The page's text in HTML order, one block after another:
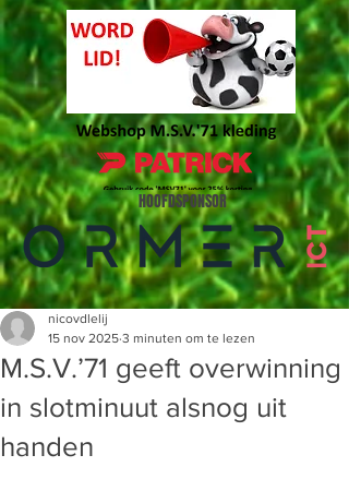
HOOFDSPONSOR
M.S.V.’71 geeft overwinning
in slotminuut alsnog uit
handen
nicovdlelij
15 nov 2025 3 minuten om te lezen